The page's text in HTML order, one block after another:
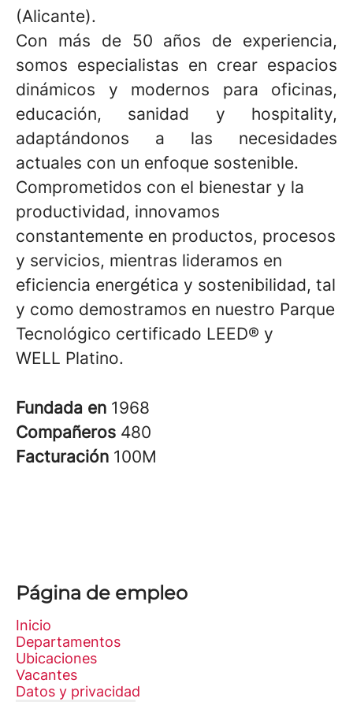
(Alicante).
Con más de 50 años de experiencia,
somos especialistas en crear espacios
dinámicos y modernos para oficinas,
educación, sanidad y hospitality,
adaptándonos a las necesidades
actuales con un enfoque sostenible.
Comprometidos con el bienestar y la
productividad, innovamos
constantemente en productos, procesos
y servicios, mientras lideramos en
eficiencia energética y sostenibilidad, tal
y como demostramos en nuestro Parque
Tecnológico certificado LEED® y
WELL Platino.
Fundada en 1968
Compañeros 480
Facturación 100M
Página de empleo
Inicio
Departamentos
Ubicaciones
Vacantes
Datos y privacidad